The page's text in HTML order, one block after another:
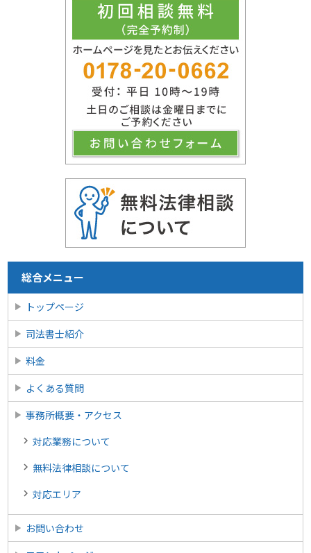
総合メニュー
トップページ
司法書士紹介
料金
よくある質問
事務所概要・アクセス
対応業務について
無料法律相談について
対応エリア
お問い合わせ